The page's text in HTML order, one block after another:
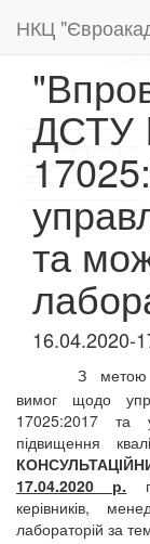
НКЦ
ДСТУ
та
16.04.2020-
З метою
вимог щодо
17025:2017 та у
підвищення
17.04.2020 р.
керівників,
лабораторій за